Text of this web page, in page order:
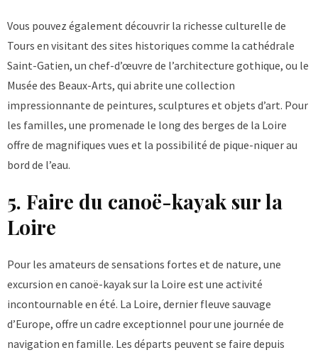
Vous pouvez également découvrir la richesse culturelle de
Tours en visitant des sites historiques comme la cathédrale
Saint-Gatien, un chef-d’œuvre de l’architecture gothique, ou le
Musée des Beaux-Arts, qui abrite une collection
impressionnante de peintures, sculptures et objets d’art. Pour
les familles, une promenade le long des berges de la Loire
offre de magnifiques vues et la possibilité de pique-niquer au
bord de l’eau.
5. Faire du canoë-kayak sur la
Loire
Pour les amateurs de sensations fortes et de nature, une
excursion en canoë-kayak sur la Loire est une activité
incontournable en été. La Loire, dernier fleuve sauvage
d’Europe, offre un cadre exceptionnel pour une journée de
navigation en famille. Les départs peuvent se faire depuis